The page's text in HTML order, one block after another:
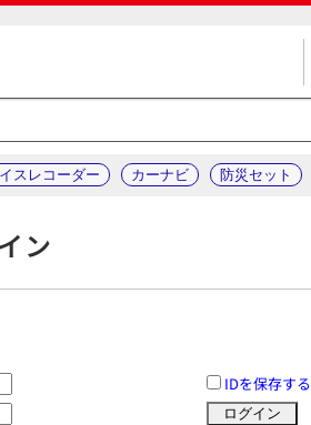
スレコーダー カーナビ 防災セット
ン
IDを保存する